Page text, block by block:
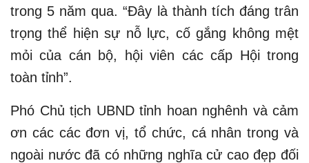
trong 5 năm qua. “Đây là thành tích đáng trân
trọng thể hiện sự nỗ lực, cố gắng không mệt
mỏi của cán bộ, hội viên các cấp Hội trong
toàn tỉnh”.
Phó Chủ tịch UBND tỉnh hoan nghênh và cảm
ơn các các đơn vị, tổ chức, cá nhân trong và
ngoài nước đã có những nghĩa cử cao đẹp đối